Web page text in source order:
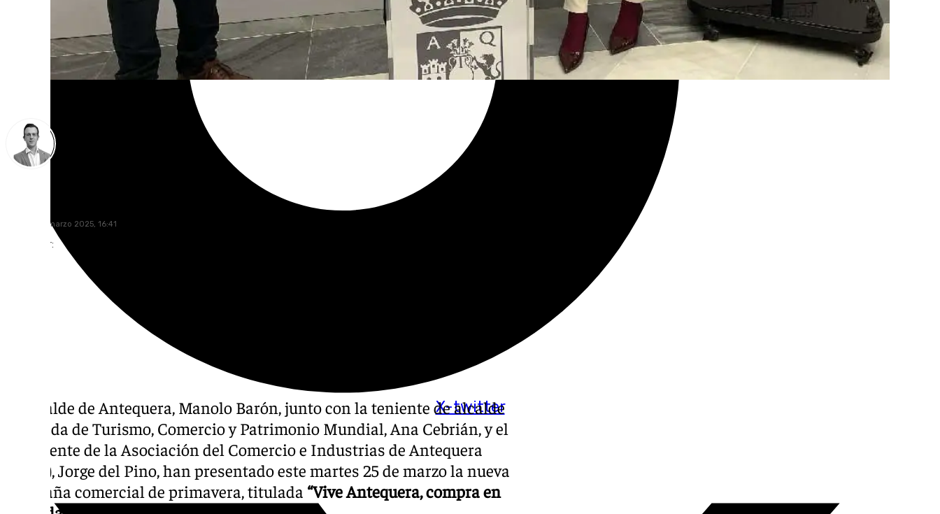
X-twitter
martes, 25 marzo 2025, 16:41
Compartir:
El alcalde de Antequera, Manolo Barón, junto con la teniente de alcalde
delegada de Turismo, Comercio y Patrimonio Mundial, Ana Cebrián, y el
presidente de la Asociación del Comercio e Industrias de Antequera
(ACIA), Jorge del Pino, han presentado este martes 25 de marzo la nueva
campaña comercial de primavera, titulada “Vive Antequera, compra en